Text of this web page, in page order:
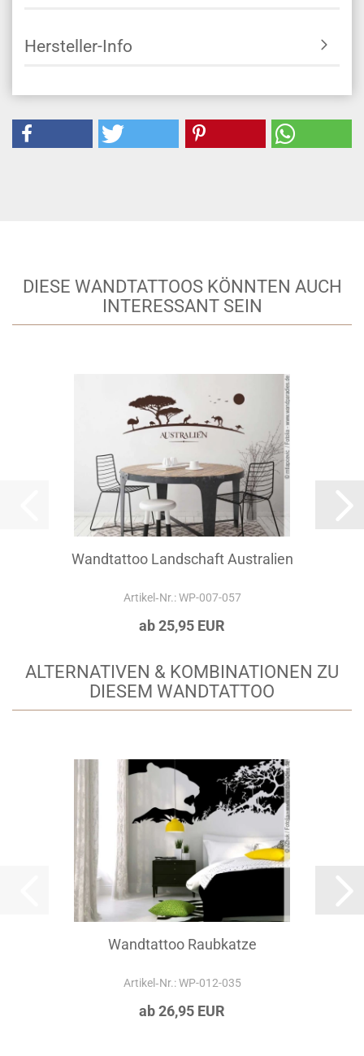
Hersteller-Info
DIESE WANDTATTOOS KÖNNTEN AUCH
INTERESSANT SEIN
Wandtattoo Landschaft Australien
Artikel‑Nr.: WP-007-057
ab 25,95 EUR
ALTERNATIVEN & KOMBINATIONEN ZU
DIESEM WANDTATTOO
Wandtattoo Raubkatze
Artikel‑Nr.: WP-012-035
ab 26,95 EUR